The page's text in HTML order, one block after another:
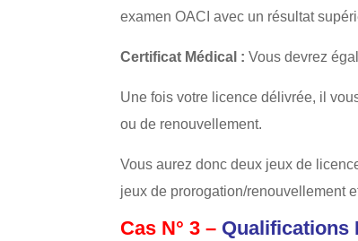
examen OACI avec un résultat
Certificat Médical : Vous devrez
Une fois votre licence délivrée, il
ou de renouvellement.
Vous aurez donc deux jeux de
jeux de prorogation/renouvellement
Cas N° 3 – Qualifications